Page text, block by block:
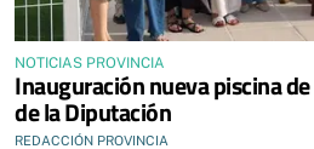
NOTICIAS PROVINCIA
Inauguración nueva piscina
de la Diputación
REDACCIÓN PROVINCIA